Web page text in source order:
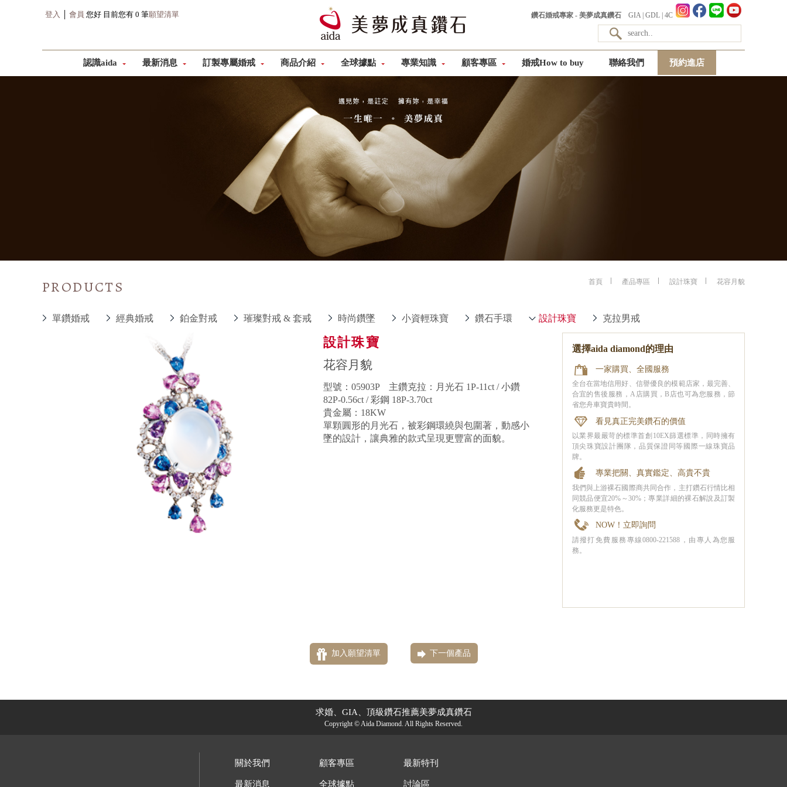
登入 會員 您好 目前您有 0 筆願望清單 鑽石婚戒專家 - 美夢成真鑽石 GIA| GDL| 4C
認識aida 最新消息 訂製專屬婚戒 商品介紹 全球據點 專業知識 顧客專區 婚戒How to buy 聯絡我們 預約進店
首頁 產品專區 設計珠寶 花容月貌
PRODUCTS
單鑽婚戒 經典婚戒 鉑金對戒 璀璨對戒 & 套戒 時尚鑽墜 小資輕珠寶 鑽石手環 設計珠寶 克拉男戒
設計珠寶
花容月貌
型號：05903P 主鑽克拉：月光石 1P-11ct / 小鑽
82P-0.56ct / 彩鋼 18P-3.70ct
貴金屬：18KW
單顆圓形的月光石，被彩鋼環繞與包圍著，動感小
墜的設計，讓典雅的款式呈現更豐富的面貌。
選擇aida diamond的理由
一家購買、全國服務
全台在當地信用好、信譽優良的模範店家，最完善、
合宜的售後服務，A店購買，B店也可為您服務，節
省您舟車寶貴時間。
看見真正完美鑽石的價值
以業界最嚴苛的標準首創10EX篩選標準，同時擁有
頂尖珠寶設計團隊，品質保證同等國際一線珠寶品
牌。
專業把關、真實鑑定、高貴不貴
我們與上游裸石國際商共同合作，主打鑽石行情比相
同競品便宜20%～30%；專業詳細的裸石解說及訂製
化服務更是特色。
NOW！立即詢問
請撥打免費服務專線0800-221588，由專人為您服
務。
加入願望清單 下一個產品
求婚、GIA、頂級鑽石推薦美夢成真鑽石
Copyright © Aida Diamond. All Rights Reserved.
關於我們
最新消息
顧客專區
全球據點
最新特刊
討論區